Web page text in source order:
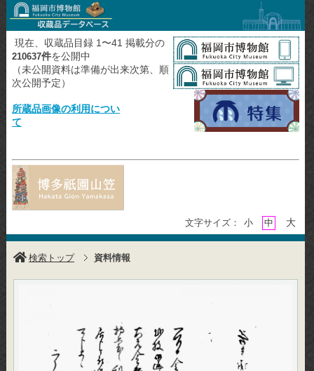
現在、収蔵品目録 1〜41 掲載分の
210637件を公開中
（未公開資料は準備が出来次第、順
次公開予定）
所蔵品画像の利用につい
て
文字サイズ： 小 中 大
検索トップ 資料情報